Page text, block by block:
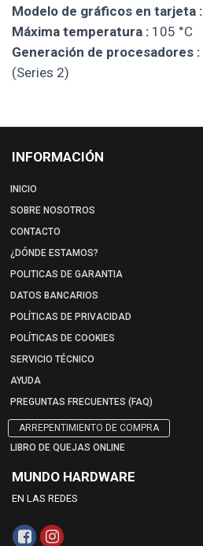
Modelo de gráficos en tarjeta :
Máxima temperatura : 105 °C
Generación de procesadores :
(Series 2)
INFORMACIÓN
INICIO
SOBRE NOSOTROS
CONTACTO
¿DÓNDE ESTAMOS?
POLITICAS DE GARANTIA
DATOS BANCARIOS
POLÍTICAS DE PRIVACIDAD
POLÍTICAS DE COOKIES
SERVICIO TÉCNICO
AYUDA
PREGUNTAS FRECUENTES (FAQ)
ARREPENTIMIENTO DE COMPRA
LIBRO DE QUEJAS ONLINE
MUNDO HARDWARE
EN LAS REDES